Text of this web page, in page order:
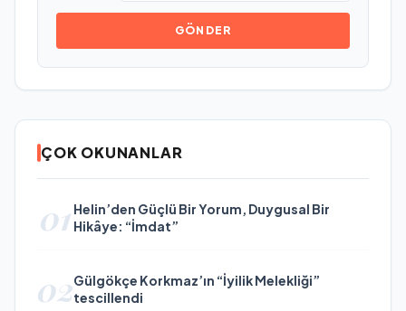
GÖNDER
ÇOK OKUNANLAR
01 Helin’den Güçlü Bir Yorum, Duygusal Bir
Hikâye: “İmdat”
02Gülgökçe Korkmaz’ın “İyilik Melekliği”
tescillendi